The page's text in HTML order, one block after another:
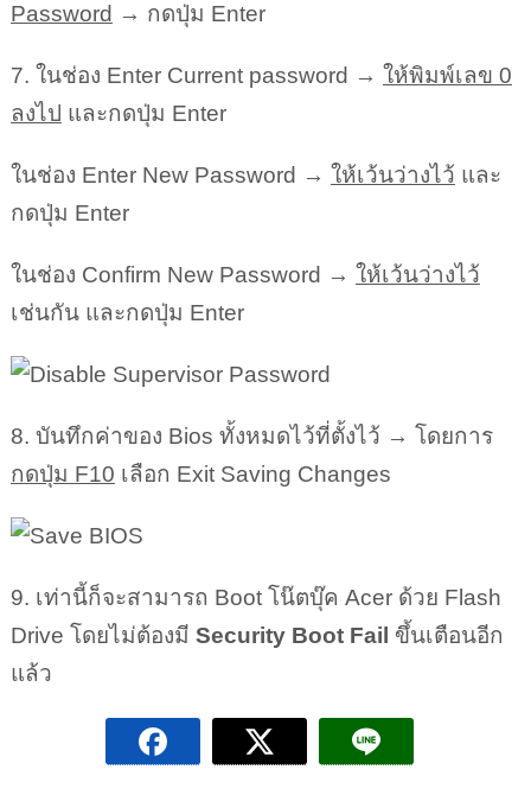
Password → กดปุ่ม Enter
7. ในช่อง Enter Current password → ให้พิมพ์เลข 0
ลงไป และกดปุ่ม Enter
ในช่อง Enter New Password → ให้เว้นว่างไว้ และ
กดปุ่ม Enter
ในช่อง Confirm New Password → ให้เว้นว่างไว้
เช่นกัน และกดปุ่ม Enter
8. บันทึกค่าของ Bios ทั้งหมดไว้ที่ตั้งไว้ → โดยการ
กดปุ่ม F10 เลือก Exit Saving Changes
9. เท่านี้ก็จะสามารถ Boot โน๊ตบุ๊ค Acer ด้วย Flash
Drive โดยไม่ต้องมี Security Boot Fail ขึ้นเตือนอีก
แล้ว